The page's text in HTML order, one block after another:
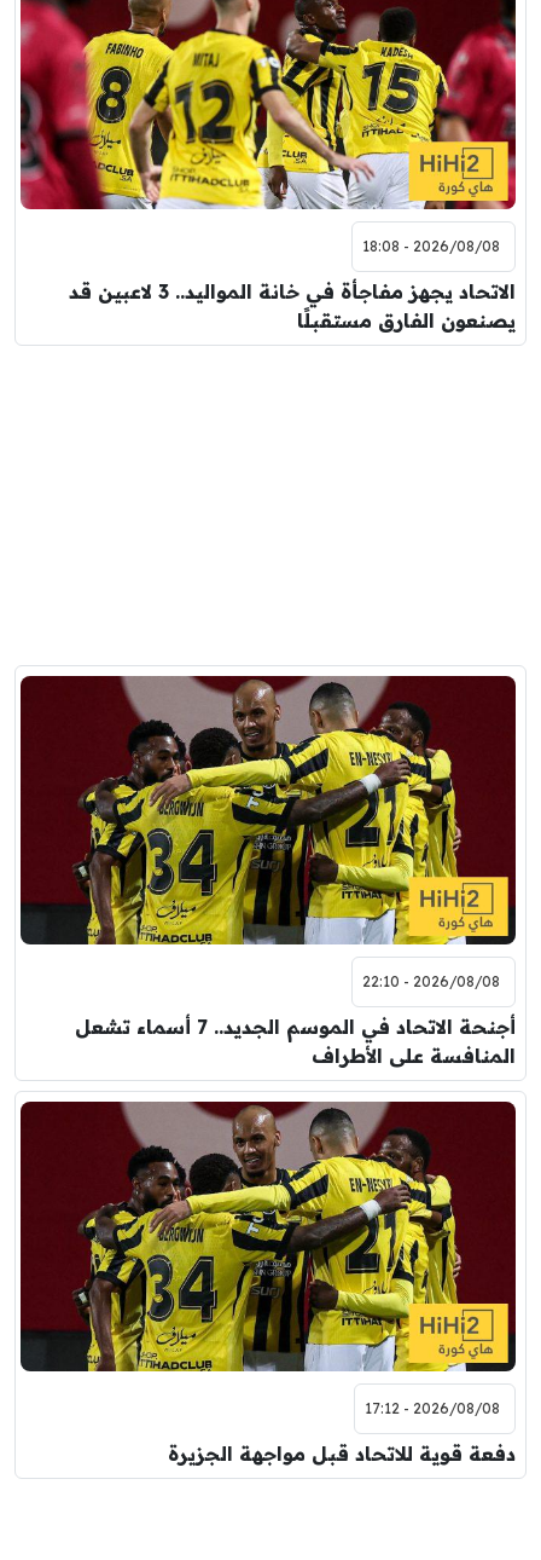
2026/08/08 - 18:08
الاتحاد يجهز مفاجأة في خانة المواليد.. 3 لاعبين قد
يصنعون الفارق مستقبلًا
2026/08/08 - 22:10
أجنحة الاتحاد في الموسم الجديد.. 7 أسماء تشعل
المنافسة على الأطراف
2026/08/08 - 17:12
دفعة قوية للاتحاد قبل مواجهة الجزيرة